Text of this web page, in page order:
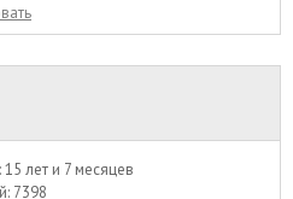
15 лет и 7 месяцев
7398